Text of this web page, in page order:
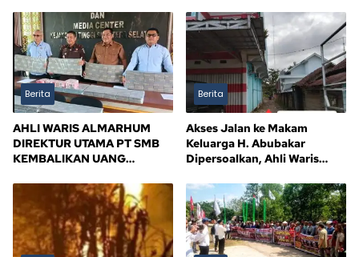
Berita
AHLI WARIS ALMARHUM
DIREKTUR UTAMA PT SMB
KEMBALIKAN UANG
MILIAR, SISA Rp116,7 MILIAR
Berita
Akses Jalan ke Makam
Keluarga H. Abubakar
Dipersoalkan, Ahli Waris